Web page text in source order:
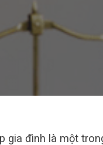
gia đình là một